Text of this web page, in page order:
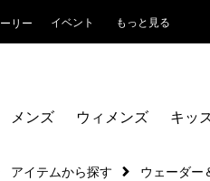
リー イベント もっと見る
メンズ ウィメンズ キッ
アイテムから探す ウェーダー